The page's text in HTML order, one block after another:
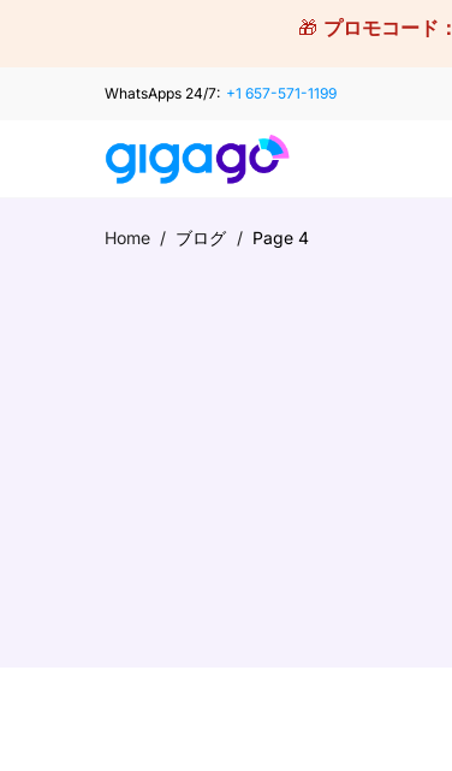
🎁 プロモコード：
WhatsApps 24/7: +1 657-571-1199
Home / ブログ / Page 4